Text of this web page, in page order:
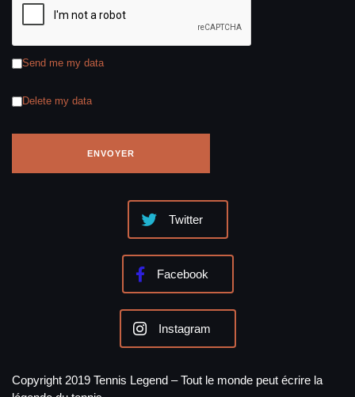
Send me my data
Delete my data
Twitter
Facebook
Instagram
Copyright 2019 Tennis Legend – Tout le monde peut écrire la